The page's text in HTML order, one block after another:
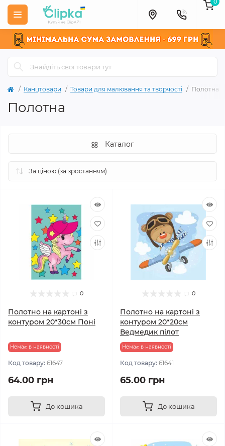
Канцтовари Товари для малювання та творчості Полотна
Полотна
Каталог
0
Полотно на картоні з
контуром 20*30см Поні
Немає в наявності
Код товару: 61647
64.00 грн
До кошика
0
Полотно на картоні з
контуром 20*20см
Ведмедик пілот
Немає в наявності
Код товару: 61641
65.00 грн
До кошика